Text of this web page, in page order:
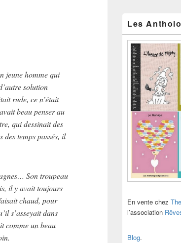
jeune homme qui
solution
rude, ce n’était
beau penser au
qui dessinait des
des temps passés, il
Son troupeau
il y avait toujours
chaud, pour
s’asseyait dans
comme un beau
Les
En vente chez
l’association
Blog.